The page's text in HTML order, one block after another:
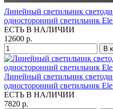
Линейный светильник
односторонний светильник
ЕСТЬ В НАЛИЧИИ
12600 р.
В
Линейный светильник
односторонний светильник
ЕСТЬ В НАЛИЧИИ
7820 р.